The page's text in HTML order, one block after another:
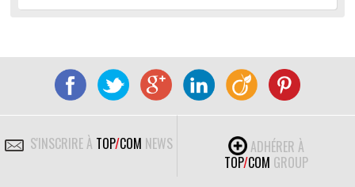
S'INSCRIRE À TOP/COM NEWS
ADHÉRER À
TOP/COM GROUP